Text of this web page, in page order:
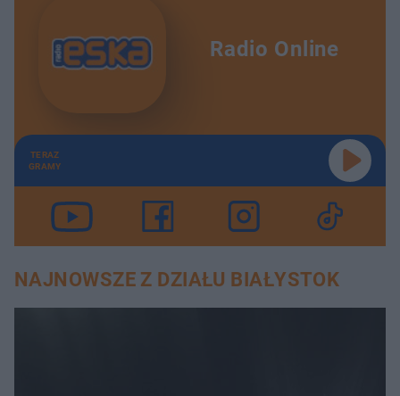
Radio Online
TERAZ
GRAMY
NAJNOWSZE Z DZIAŁU BIAŁYSTOK